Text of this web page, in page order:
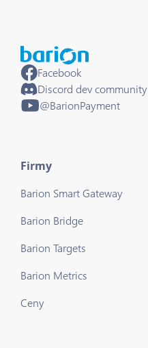
Facebook
Discord dev community
@BarionPayment
Firmy
Barion Smart Gateway
Barion Bridge
Barion Targets
Barion Metrics
Ceny